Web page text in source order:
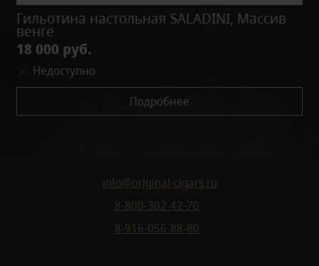
Гильотина настольная SALADINI, Массив
венге
18 000 руб.
Недоступно
Подробнее
info@original-cigars.ru
8-800-302-42-70
8-916-056-88-80